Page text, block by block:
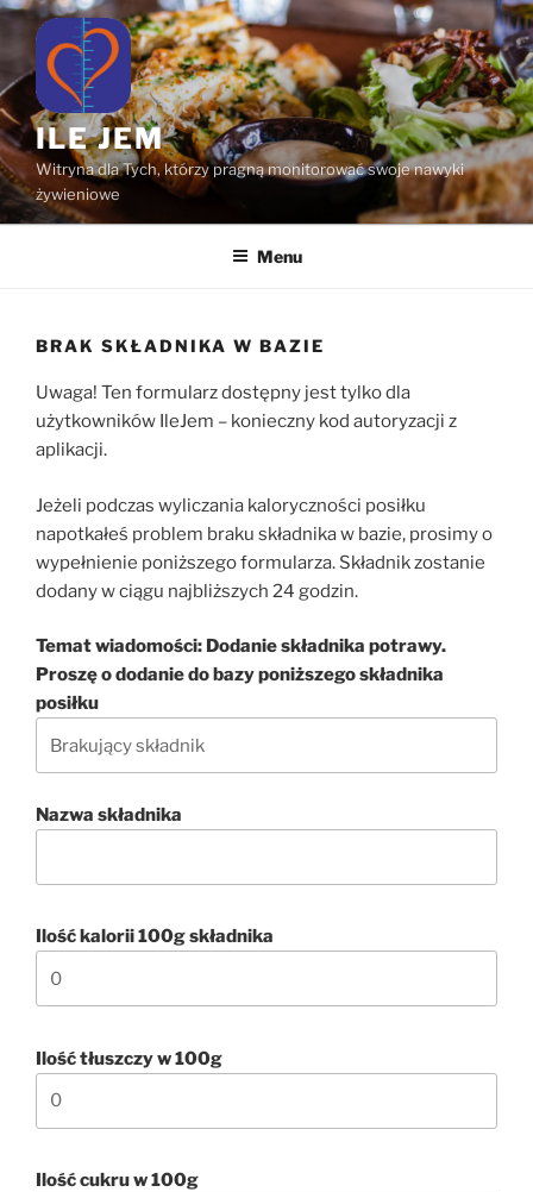
Przejdź
treści
ILE JEM
Witryna dla Tych, którzy pragną monitorować swoje nawyki
żywieniowe
Menu
BRAK SKŁADNIKA W BAZIE
Uwaga! Ten formularz dostępny jest tylko dla
użytkowników IleJem – konieczny kod autoryzacji z
aplikacji.
Jeżeli podczas wyliczania kaloryczności posiłku
napotkałeś problem braku składnika w bazie, prosimy o
wypełnienie poniższego formularza. Składnik zostanie
dodany w ciągu najbliższych 24 godzin.
Temat wiadomości: Dodanie składnika potrawy.
Proszę o dodanie do bazy poniższego składnika
posiłku
Nazwa składnika
Ilość kalorii 100g składnika
Ilość tłuszczy w 100g
Ilość cukru w 100g